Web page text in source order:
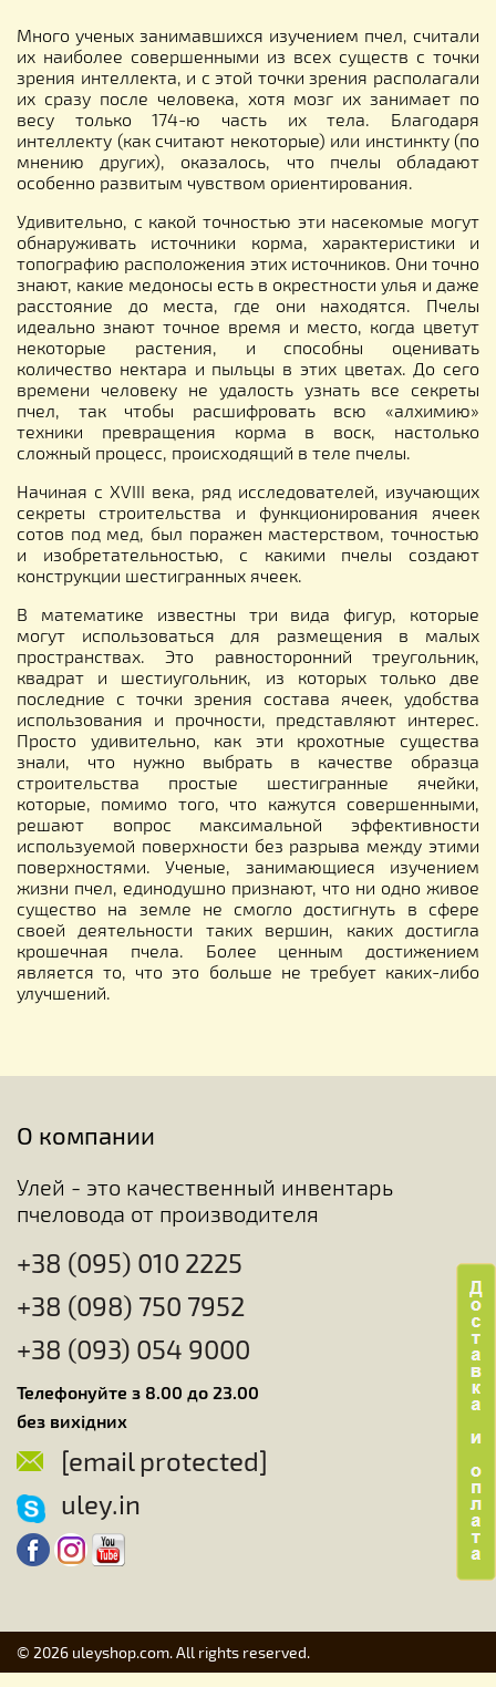
Много ученых занимавшихся изучением пчел, считали
их наиболее совершенными из всех существ с точки
зрения интеллекта, и с этой точки зрения располагали
их сразу после человека, хотя мозг их занимает по
весу только 174-ю часть их тела. Благодаря
интеллекту (как считают некоторые) или инстинкту (по
мнению других), оказалось, что пчелы обладают
особенно развитым чувством ориентирования.
Удивительно, с какой точностью эти насекомые могут
обнаруживать источники корма, характеристики и
топографию расположения этих источников. Они точно
знают, какие медоносы есть в окрестности улья и даже
расстояние до места, где они находятся. Пчелы
идеально знают точное время и место, когда цветут
некоторые растения, и способны оценивать
количество нектара и пыльцы в этих цветах. До сего
времени человеку не удалость узнать все секреты
пчел, так чтобы расшифровать всю «алхимию»
техники превращения корма в воск, настолько
сложный процесс, происходящий в теле пчелы.
Начиная с XVIII века, ряд исследователей, изучающих
секреты строительства и функционирования ячеек
сотов под мед, был поражен мастерством, точностью
и изобретательностью, с какими пчелы создают
конструкции шестигранных ячеек.
В математике известны три вида фигур, которые
могут использоваться для размещения в малых
пространствах. Это равносторонний треугольник,
квадрат и шестиугольник, из которых только две
последние с точки зрения состава ячеек, удобства
использования и прочности, представляют интерес.
Просто удивительно, как эти крохотные существа
знали, что нужно выбрать в качестве образца
строительства простые шестигранные ячейки,
которые, помимо того, что кажутся совершенными,
решают вопрос максимальной эффективности
используемой поверхности без разрыва между этими
поверхностями. Ученые, занимающиеся изучением
жизни пчел, единодушно признают, что ни одно живое
существо на земле не смогло достигнуть в сфере
своей деятельности таких вершин, каких достигла
крошечная пчела. Более ценным достижением
является то, что это больше не требует каких-либо
улучшений.
О компании
Улей - это качественный инвентарь
пчеловода от производителя
+38 (095) 010 2225
+38 (098) 750 7952
+38 (093) 054 9000
Телефонуйте з 8.00 до 23.00
без вихідних
[email protected]
uley.in
© 2026 uleyshop.com. All rights reserved.